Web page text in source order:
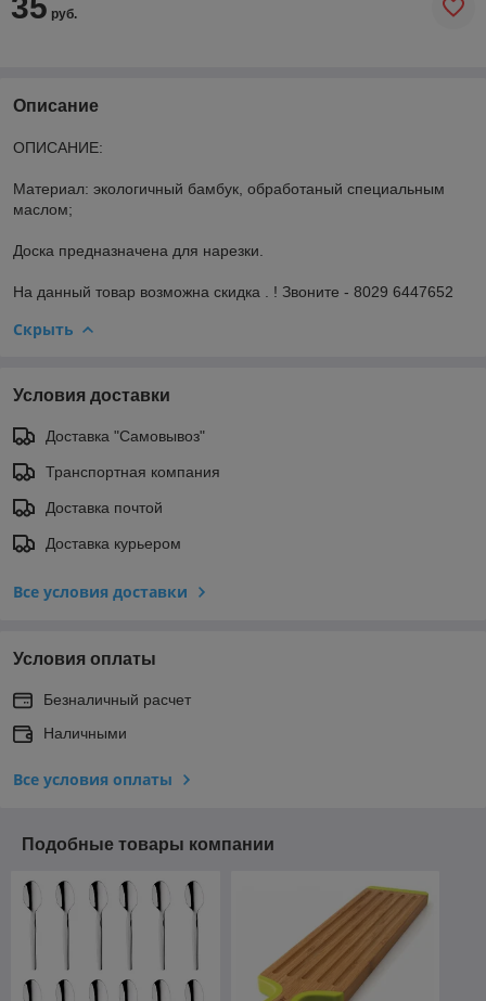
руб.
Описание
ОПИСАНИЕ:
Материал: экологичный бамбук, обработаный специальным
маслом;
Доска предназначена для нарезки.
На данный товар возможна скидка . ! Звоните - 8029 6447652
Скрыть
Условия доставки
Доставка "Самовывоз"
Транспортная компания
Доставка почтой
Доставка курьером
Все условия доставки
Условия оплаты
Безналичный расчет
Наличными
Все условия оплаты
Подобные товары компании